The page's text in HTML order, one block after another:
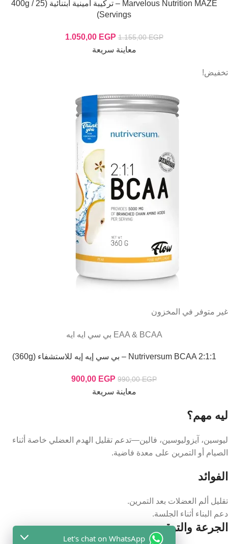
Marvelous Nutrition MAZE – تركيبة أمينية ابتنائية (400g / 25
Servings)
1.155,00EGP
1.050,00 EGP
معاينة سريعة
تخفيض!
غير متوفر في المخزون
EAA & BCAA بي سي ايه ايه
Nutriversum BCAA 2:1:1 – بي سي إيه إيه للاستشفاء (360g)
990,00EGP
900,00 EGP
معاينة سريعة
ليه مهم؟
ليوسين، آيزوليوسين، فالين—تدعم تقليل الهدم العضلي خاصة أثناء
الصيام أو التمرين على معدة فاضية.
الفوائد
تقليل ألم العضلات بعد التمرين.
دعم البناء أثناء الجلسة.
الجرعة والتوقيت
Let's chat on WhatsApp